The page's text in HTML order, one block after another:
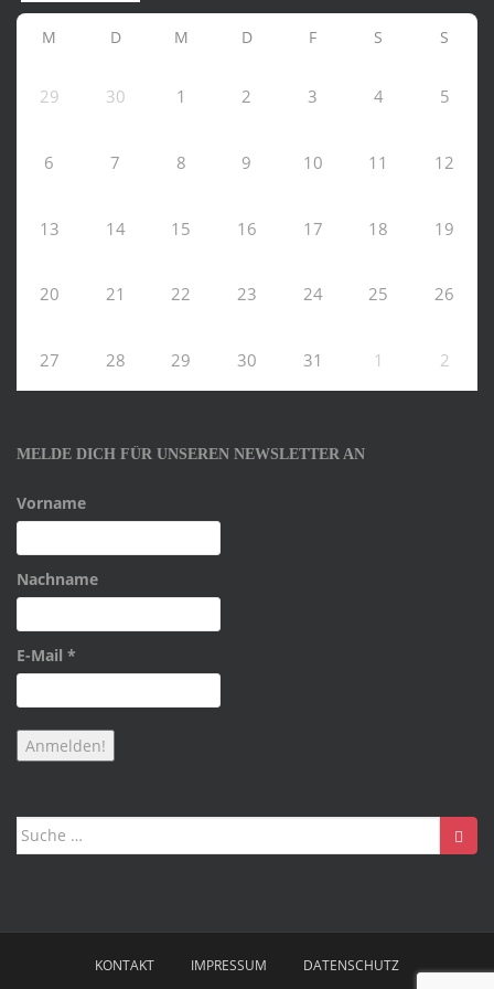
M D M D F S S
29 30 1 2 3 4 5
6 7 8 9 10 11 12
13 14 15 16 17 18 19
20 21 22 23 24 25 26
27 28 29 30 31 1 2
MELDE DICH FÜR UNSEREN NEWSLETTER AN
Vorname
Nachname
E-Mail *
Suche
nach:
KONTAKT IMPRESSUM DATENSCHUTZ